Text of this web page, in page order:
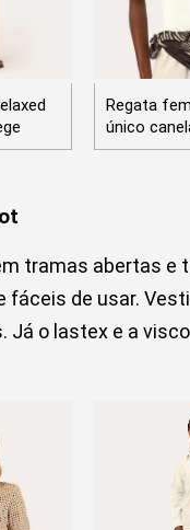
Regata
único
tramas abertas e
de usar.
o lastex e a